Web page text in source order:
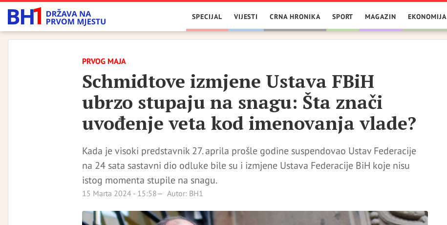
SPECIJAL VIJESTI CRNA HRONIKA SPORT MAGAZIN EKONOMIJA
PRVOG MAJA
Schmidtove izmjene Ustava FBiH
ubrzo stupaju na snagu: Šta znači
uvođenje veta kod imenovanja vlade?
Kada je visoki predstavnik 27. aprila prošle godine suspendovao Ustav Federacije
na 24 sata sastavni dio odluke bile su i izmjene Ustava Federacije BiH koje nisu
istog momenta stupile na snagu.
15 Marta 2024 - 15:58 Autor: BH1